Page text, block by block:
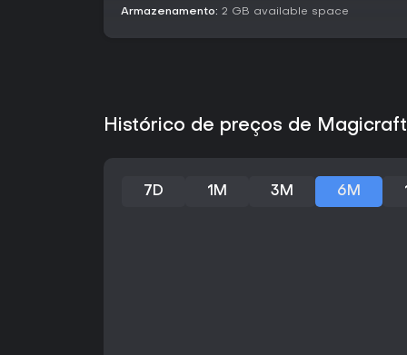
Armazenamento: 2 GB available space
Histórico de preços de
7D 1M 3M 6M